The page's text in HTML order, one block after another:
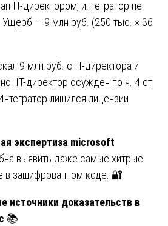
IT-директором, интегратор не
Ущерб — 9 млн руб. (250 тыс. × 36
9 млн руб. с IT-директора и
IT-директор осужден по ч. 4 ст.
лишился лицензии
экспертиза microsoft
выявить даже самые хитрые
в зашифрованном коде. 🔐
источники доказательств в
📚